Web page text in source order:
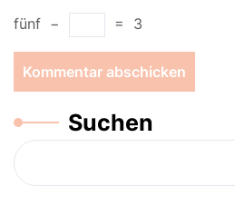
fünf − = 3
Suchen